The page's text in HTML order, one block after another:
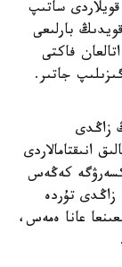
ساتىپ
العان ازاماتتاردى انىقتادى. ناتيجەسىندە 165 قويدىڭ بارلىعى
فاكتى
جاتىر.
زاڭدى
انىقتامالاردى
كەڭەس
زاڭدى تۇردە
عانا ەمەس،